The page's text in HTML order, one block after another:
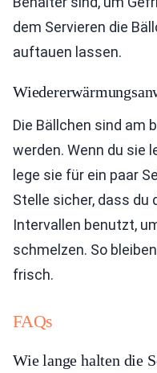
dem Servieren die
auftauen lassen.
Die Bällchen sind am
werden. Wenn du sie
lege sie für ein paar
Stelle sicher, dass du
Intervallen benutzt,
schmelzen. So
frisch.
FAQs
Wie lange halten die